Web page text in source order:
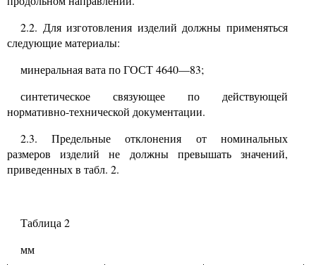
2.2. Для изготовления изделий должны применяться
следующие материалы:
минеральная вата по ГОСТ4640—83;
синтетическое связующее по действующей
нормативно-технической документации.
2.3. Предельные отклонения от номинальных
размеров изделий не должны превышать значений,
приведенных в табл. 2.
Таблица 2
мм